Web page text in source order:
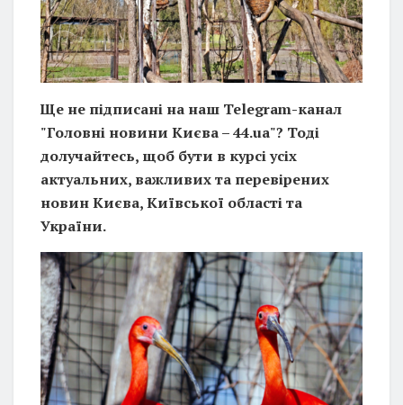
Ще не підписані на наш Telegram-канал
"Головні новини Києва – 44.ua"? Тоді
долучайтесь, щоб бути в курсі усіх
актуальних, важливих та перевірених
новин Києва, Київської області та
України.